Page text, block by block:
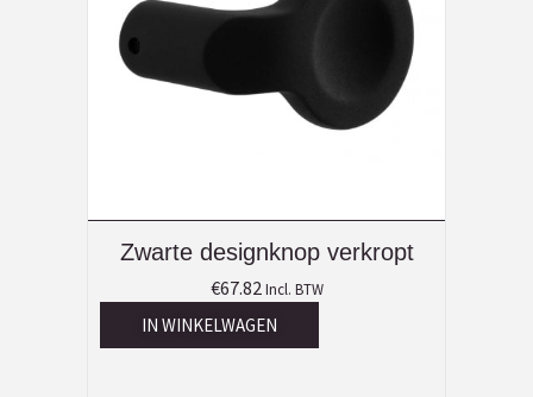
Zwarte designknop verkropt
€67.82 Incl. BTW
IN WINKELWAGEN